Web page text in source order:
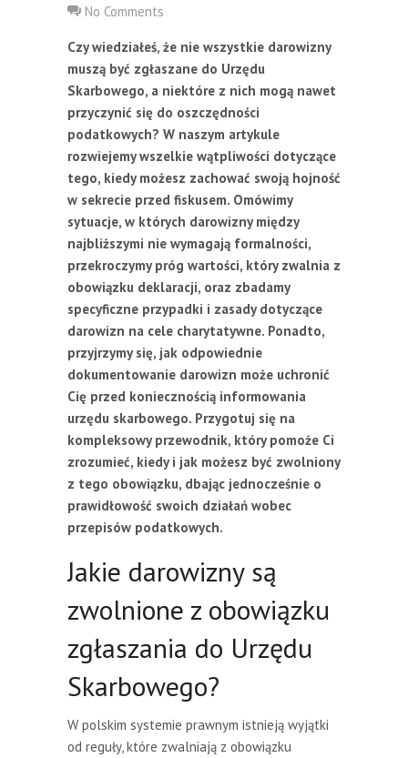
No Comments
Czy wiedziałeś, że nie wszystkie darowizny
muszą być zgłaszane do Urzędu
Skarbowego, a niektóre z nich mogą nawet
przyczynić się do oszczędności
podatkowych? W naszym artykule
rozwiejemy wszelkie wątpliwości dotyczące
tego, kiedy możesz zachować swoją hojność
w sekrecie przed fiskusem. Omówimy
sytuacje, w których darowizny między
najbliższymi nie wymagają formalności,
przekroczymy próg wartości, który zwalnia z
obowiązku deklaracji, oraz zbadamy
specyficzne przypadki i zasady dotyczące
darowizn na cele charytatywne. Ponadto,
przyjrzymy się, jak odpowiednie
dokumentowanie darowizn może uchronić
Cię przed koniecznością informowania
urzędu skarbowego. Przygotuj się na
kompleksowy przewodnik, który pomoże Ci
zrozumieć, kiedy i jak możesz być zwolniony
z tego obowiązku, dbając jednocześnie o
prawidłowość swoich działań wobec
przepisów podatkowych.
Jakie darowizny są
zwolnione z obowiązku
zgłaszania do Urzędu
Skarbowego?
W polskim systemie prawnym istnieją wyjątki
od reguły, które zwalniają z obowiązku